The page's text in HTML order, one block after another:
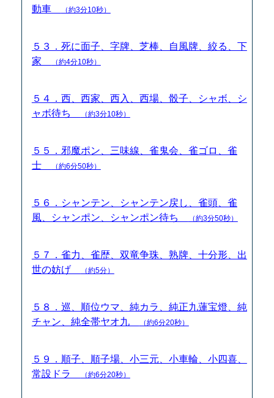
動車 （約3分10秒）
５３．死に面子、字牌、芝棒、自風牌、絞る、下
家
（約4分10秒）
５４．西、西家、西入、西場、骰子、シャボ、シ
ャボ待ち
（約3分10秒）
５５．邪魔ポン、三味線、雀鬼会、雀ゴロ、雀
士
（約6分50秒）
５６．シャンテン、シャンテン戻し、雀頭、雀
風、シャンポン、シャンポン待ち
（約3分50秒）
５７．雀力、雀歴、双竜争珠、熟牌、十分形、出
世の妨げ
（約5分）
５８．巡、順位ウマ、純カラ、純正九蓮宝燈、純
チャン、純全帯ヤオ九
（約6分20秒）
５９．順子、順子場、小三元、小車輪、小四喜、
常設ドラ
（約6分20秒）